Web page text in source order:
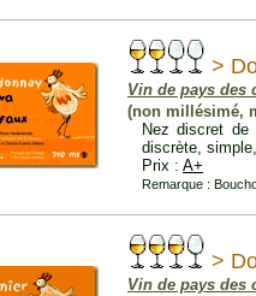
>
Vin de pays des
(non millésimé,
Nez discret
discrète,
Prix : A+
Remarque :
>
Vin de pays des